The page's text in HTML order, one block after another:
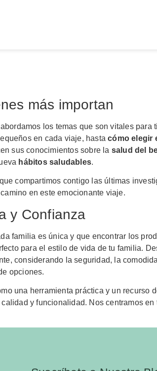
más importan
los temas que son vitales
en cada viaje, hastacómo elegir
sus conocimientos sobre la salud del
hábitos saludables.
compartimos contigo las últimas
en este emocionante viaje.
y Confianza
familia es única y que encontrar los
para el estilo de vida de tu familia.
considerando la seguridad, la
opciones.
una herramienta práctica y un recurso
y funcionalidad. Nos centramos